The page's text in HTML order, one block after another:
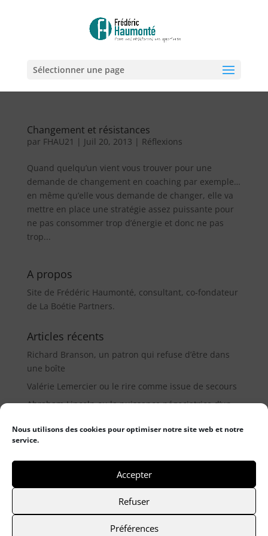
Nous utilisons des cookies pour optimiser notre site web et notre
service.
Accepter
Refuser
Préférences
Sélectionner une page
Changement et résistances
par FHAU21 | Juil 20, 2013 | Réflexions
Quand quelqu’un vient vous trouver pour une
demande de changement en coaching par exemple…
en même qu’elle vous demande de changer, elle va
mettre en place une stratégie assez puissante pour
ne pas consommer trop d’énergie et donc ne pas
trop...
A propos
Site de Frédéric Haumonté, consultant, co-fondateur
de La Boétie Partners.
Articles récents
Richard Branson, un patron qui refuse d’être dans
une boîte
Valérie Lemercier ou le rire comme issue de secours
Abraham Lincoln ou la puissance négociatrice d’un
© 2021 Frederic Haumonté- Mentions légales